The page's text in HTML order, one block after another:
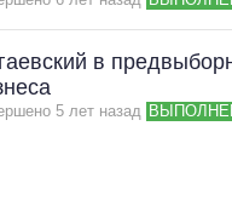
в
5 лет назад